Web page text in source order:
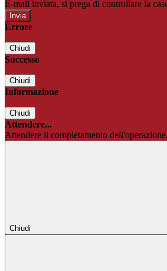
E-mail inviata, si prega di controllare la
Errore
Chiudi
Successo
Chiudi
Informazione
Chiudi
Attendere...
Attendere il completamento
Chiudi